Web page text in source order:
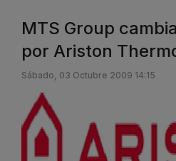
MTS Group
por Ariston
Sábado, 03 Octubre 2009 14:15